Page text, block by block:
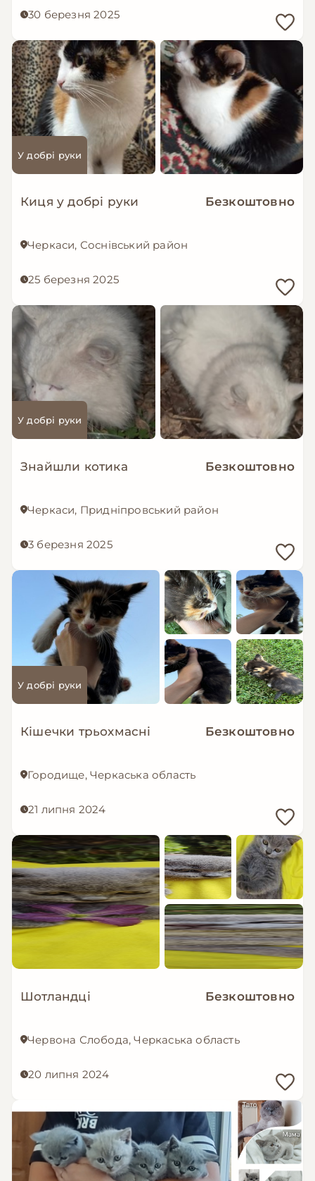
30 березня 2025
У добрі руки
Киця у добрі руки Безкоштовно
Черкаси, Соснівський район
25 березня 2025
У добрі руки
Знайшли котика Безкоштовно
Черкаси, Придніпровський район
3 березня 2025
У добрі руки
Кішечки трьохмасні Безкоштовно
Городище, Черкаська область
21 липня 2024
Шотландці Безкоштовно
Червона Слобода, Черкаська область
20 липня 2024